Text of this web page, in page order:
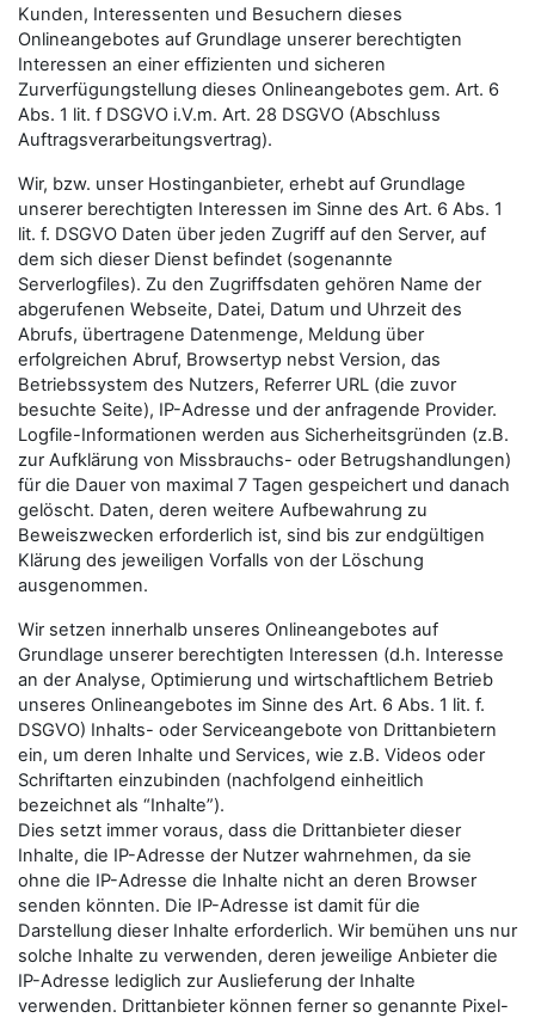
Kunden, Interessenten und Besuchern dieses
Onlineangebotes auf Grundlage unserer berechtigten
Interessen an einer effizienten und sicheren
Zurverfügungstellung dieses Onlineangebotes gem. Art. 6
Abs. 1 lit. f DSGVO i.V.m. Art. 28 DSGVO (Abschluss
Auftragsverarbeitungsvertrag).
Wir, bzw. unser Hostinganbieter, erhebt auf Grundlage
unserer berechtigten Interessen im Sinne des Art. 6 Abs. 1
lit. f. DSGVO Daten über jeden Zugriff auf den Server, auf
dem sich dieser Dienst befindet (sogenannte
Serverlogfiles). Zu den Zugriffsdaten gehören Name der
abgerufenen Webseite, Datei, Datum und Uhrzeit des
Abrufs, übertragene Datenmenge, Meldung über
erfolgreichen Abruf, Browsertyp nebst Version, das
Betriebssystem des Nutzers, Referrer URL (die zuvor
besuchte Seite), IP-Adresse und der anfragende Provider.
Logfile-Informationen werden aus Sicherheitsgründen (z.B.
zur Aufklärung von Missbrauchs- oder Betrugshandlungen)
für die Dauer von maximal 7 Tagen gespeichert und danach
gelöscht. Daten, deren weitere Aufbewahrung zu
Beweiszwecken erforderlich ist, sind bis zur endgültigen
Klärung des jeweiligen Vorfalls von der Löschung
ausgenommen.
Wir setzen innerhalb unseres Onlineangebotes auf
Grundlage unserer berechtigten Interessen (d.h. Interesse
an der Analyse, Optimierung und wirtschaftlichem Betrieb
unseres Onlineangebotes im Sinne des Art. 6 Abs. 1 lit. f.
DSGVO) Inhalts- oder Serviceangebote von Drittanbietern
ein, um deren Inhalte und Services, wie z.B. Videos oder
Schriftarten einzubinden (nachfolgend einheitlich
bezeichnet als “Inhalte”).
Dies setzt immer voraus, dass die Drittanbieter dieser
Inhalte, die IP-Adresse der Nutzer wahrnehmen, da sie
ohne die IP-Adresse die Inhalte nicht an deren Browser
senden könnten. Die IP-Adresse ist damit für die
Darstellung dieser Inhalte erforderlich. Wir bemühen uns nur
solche Inhalte zu verwenden, deren jeweilige Anbieter die
IP-Adresse lediglich zur Auslieferung der Inhalte
verwenden. Drittanbieter können ferner so genannte Pixel-